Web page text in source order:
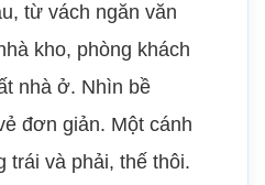
từ vách ngăn văn
kho, phòng khách
nhà ở. Nhìn bề
đơn giản. Một cánh
trái và phải, thế thôi.